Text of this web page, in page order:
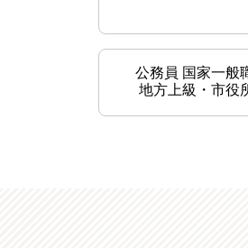
公務員 国家一般
地方上級・市役